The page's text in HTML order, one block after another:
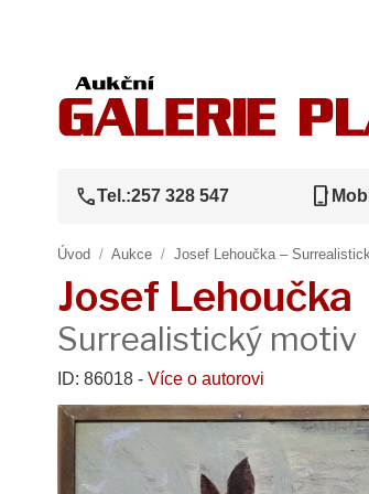
callTel.:257 328 547 phone_iphone
Úvod / Aukce / Josef Lehoučka –
Josef Lehoučka
Surrealistický motiv
ID: 86018 - Více o autorovi